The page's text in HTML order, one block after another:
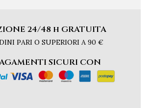
24/48 h GRATUITA
PARI O SUPERIORI A 90 €
SICURI CON